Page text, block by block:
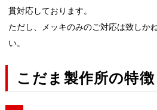
貫対応しております。
ただし、メッキのみのご対応は致しか
い。
こだま製作所の特徴